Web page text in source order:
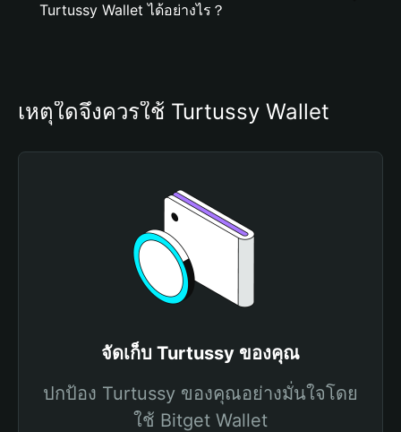
Turtussy Wallet ได้อย่างไร？
เหตุใดจึงควรใช้ Turtussy Wallet
จัดเก็บ Turtussy ของคุณ
ปกป้อง Turtussy ของคุณอย่างมั่นใจโดย
ใช้ Bitget Wallet